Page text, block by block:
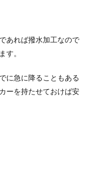
あれば撥水加工なので
す。
に急に降ることもある
ーを持たせておけば安